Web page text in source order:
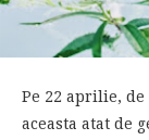
Pe 22 aprilie,
aceasta atat de